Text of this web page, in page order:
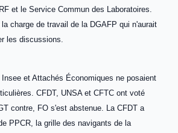
et le Service Commun des Laboratoires.
charge de travail de la DGAFP qui n'aurait
les discussions.
et Attachés Économiques ne posaient
CFDT, UNSA et CFTC ont voté
contre, FO s'est abstenue. La CFDT a
PPCR, la grille des navigants de la